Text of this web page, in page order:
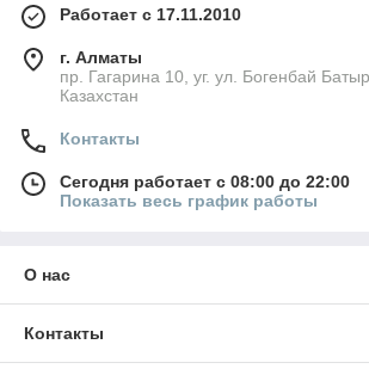
Работает с 17.11.2010
г. Алматы
пр. Гагарина 10, уг. ул. Богенбай
Казахстан
Контакты
Сегодня работает с 08:00 до 22:00
Показать весь график работы
О нас
Контакты